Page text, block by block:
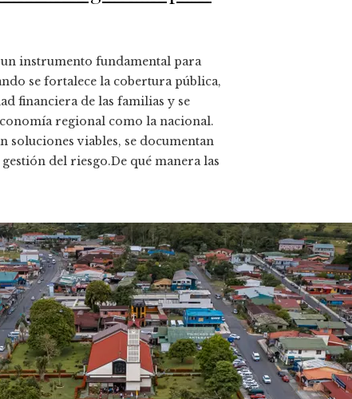
instrumento fundamental para
se fortalece la cobertura pública,
financiera de las familias y se
regional como la nacional.
soluciones viables, se documentan
del riesgo.De qué manera las